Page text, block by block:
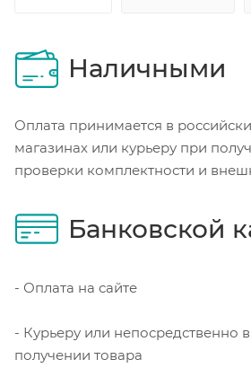
Наличными
Оплата принимается в
магазинах или курьеру при
проверки комплектности и
Банковской
- Оплата на сайте
- Курьеру или непосредственно
получении товара